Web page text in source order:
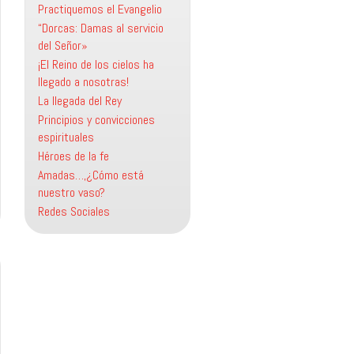
Practiquemos el Evangelio
“Dorcas: Damas al servicio
del Señor»
¡El Reino de los cielos ha
llegado a nosotras!
La llegada del Rey
Principios y convicciones
espirituales
Héroes de la fe
Amadas…,¿Cómo está
nuestro vaso?
Redes Sociales